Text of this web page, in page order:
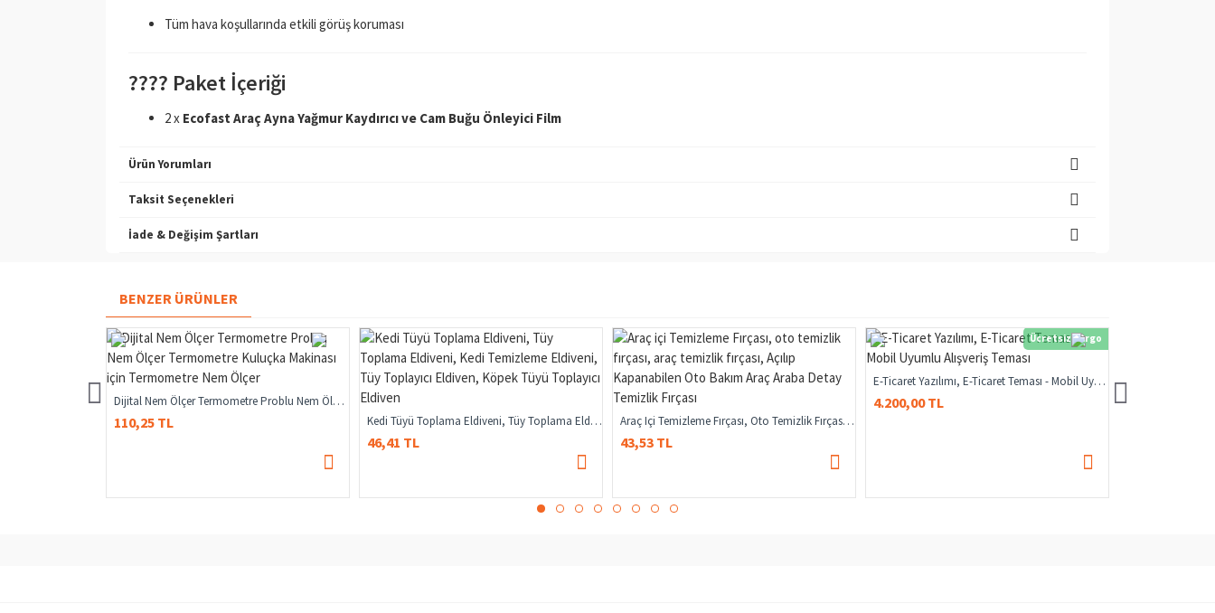
Tüm hava koşullarında etkili görüş koruması
???? Paket İçeriği
2 x Ecofast Araç Ayna Yağmur Kaydırıcı ve Cam Buğu Önleyici Film
Ürün Yorumları
Taksit Seçenekleri
İade & Değişim Şartları
BENZER ÜRÜNLER
Dijital Dual Voltmetre Ampermetre Volt Akım Ölçer Dc 0-100v 10a Kırmızı-Mavi, Voltmetre, Ampermetre Dijital Nem Ölçer Termometre Problu Nem Ölçer Termometre Kuluçka Makinası Için Termometre Nem Ölçer
110,25 TL Kedi Tüyü Toplama Eldiveni, Tüy Toplama Eldiveni, Kedi Temizleme Eldiveni, Tüy Toplayıcı Eldiven, Köpek Tüyü Toplayıcı Eldiven
46,41 TL
Araç Içi Temizleme Fırçası, Oto Temizlik Fırçası, Araç Temizlik Fırçası, Açılıp Kapanabilen Oto Bakım Araç Araba Detay Temizlik Fırçası
43,53 TL
Ücretsiz Kargo
E-Ticaret Yazılımı, E-Ticaret Teması - Mobil Uyumlu Alışveriş Teması
4.200,00 TL